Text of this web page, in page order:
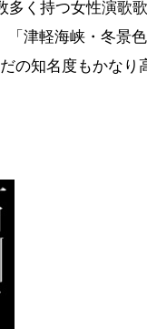
く持つ女性演歌
「津軽海峡・冬景
の知名度もかなり